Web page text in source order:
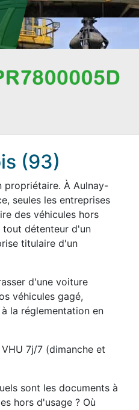
(93)
propriétaire. À Aulnay-
seules les entreprises
des véhicules hors
tout détenteur d'un
titulaire d'un
d'une voiture
véhicules gagé,
la réglementation en
7j/7 (dimanche et
sont les documents à
hors d'usage ? Où